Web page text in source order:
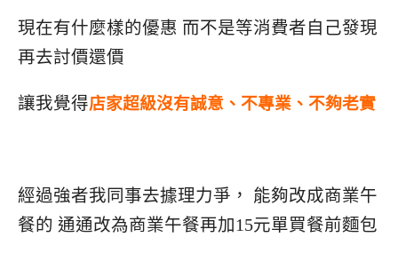
現在有什麼樣的優惠 而不是等消費者自己發現
再去討價還價
讓我覺得店家超級沒有誠意、不專業、不夠老實
經過強者我同事去據理力爭， 能夠改成商業午
餐的 通通改為商業午餐再加15元單買餐前麵包